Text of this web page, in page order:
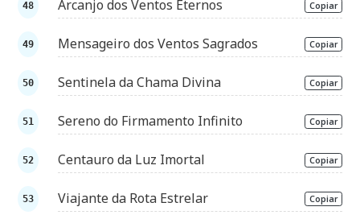
Arcanjo dos Ventos Eternos Copiar
Mensageiro dos Ventos Sagrados Copiar
Sentinela da Chama Divina Copiar
Sereno do Firmamento Infinito Copiar
Centauro da Luz Imortal Copiar
Viajante da Rota Estrelar Copiar